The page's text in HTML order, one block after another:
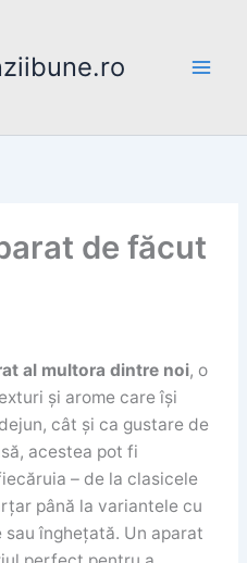
de făcut
al multora dintre noi, o
și arome care își
cât și ca gustare de
acestea pot fi
– de la clasicele
până la variantele cu
înghețată. Un aparat